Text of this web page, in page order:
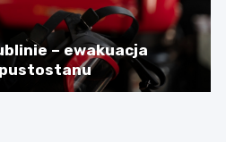
– ewakuacja